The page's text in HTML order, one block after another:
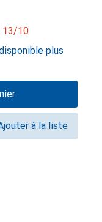
13/10
plus
à la liste